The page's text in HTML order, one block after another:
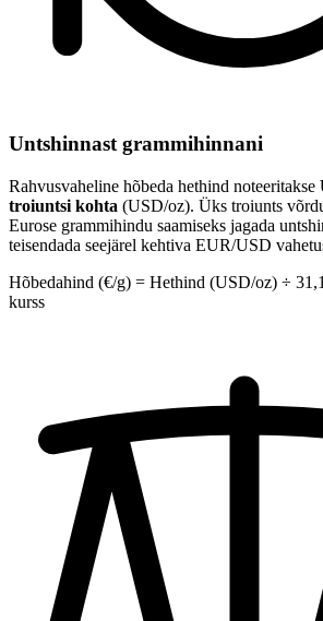
Untshinnast grammihinnani
Rahvusvaheline hõbeda hethind noteeritakse
troiuntsi kohta (USD/oz). Üks troiunts
Eurose grammihindu saamiseks jagada
teisendada seejärel kehtiva EUR/USD
Hõbedahind (€/g) = Hethind (USD/oz) ÷
kurss